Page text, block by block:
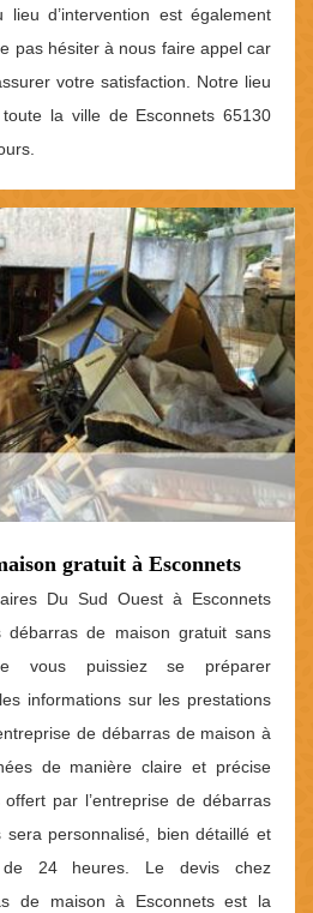
d’intervention est également
pas hésiter à nous faire appel car
votre satisfaction. Notre lieu
toute la ville de Esconnets 65130
gratuit à Esconnets
Du Sud Ouest à Esconnets
débarras de maison gratuit sans
vous puissiez se préparer
informations sur les prestations
de débarras de maison à
de manière claire et précise
par l’entreprise de débarras
personnalisé, bien détaillé et
de 24 heures. Le devis chez
de maison à Esconnets est la